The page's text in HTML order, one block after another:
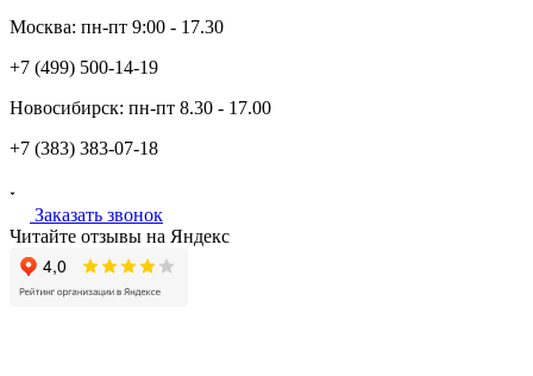
Москва: пн-пт 9:00 - 17.30
+7 (499) 500-14-19
Новосибирск: пн-пт 8.30 - 17.00
+7 (383) 383-07-18
Заказать звонок
Читайте отзывы на Яндекс